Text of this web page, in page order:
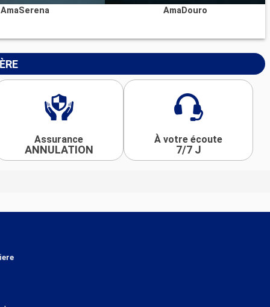
AmaSerena AmaDouro
Assurance
ANNULATION
À votre écoute
7/7 J